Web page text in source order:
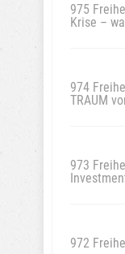
975
Krise –
974
TRAUM
973
972